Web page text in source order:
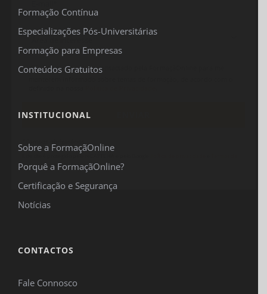
Formação Contínua
Especializações Pós-Universitárias
Formação para Empresas
Conteúdos Gratuitos
INSTITUCIONAL
Sobre a FormaçãOnline
Porquê a FormaçãOnline?
Certificação e Segurança
Notícias
CONTACTOS
Fale Connosco
Concordo em ser contactado pela FormaçãOnline para me
Este site é protegido pelo reCAPTCHA e pelo Google
serviço se aplicam.